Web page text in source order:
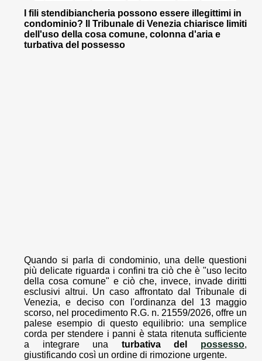
I fili stendibiancheria possono essere illegittimi in
condominio? Il Tribunale di Venezia chiarisce limiti
dell'uso della cosa comune, colonna d'aria e
turbativa del possesso
Quando si parla di condominio, una delle questioni
più delicate riguarda i confini tra ciò che è "uso lecito
della cosa comune" e ciò che, invece, invade diritti
esclusivi altrui. Un caso affrontato dal Tribunale di
Venezia, e deciso con l'ordinanza del 13 maggio
scorso, nel procedimento R.G. n. 21559/2026, offre un
palese esempio di questo equilibrio: una semplice
corda per stendere i panni è stata ritenuta sufficiente
a integrare una turbativa del possesso,
giustificando così un ordine di rimozione urgente.